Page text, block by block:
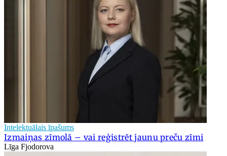
Intelektuālais īpašums
Izmaiņas zīmolā – vai reģistrēt jaunu preču zīmi
Līga Fjodorova